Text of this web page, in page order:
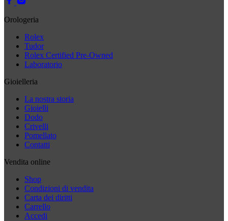
Orologeria
Rolex
Tudor
Rolex Certified Pre-Owned
Laboratorio
Gioielleria
La nostra storia
Gioielli
Dodo
Crivelli
Pomellato
Contatti
Vendita online
Shop
Condizioni di vendita
Carta dei diritti
Carrello
Accedi